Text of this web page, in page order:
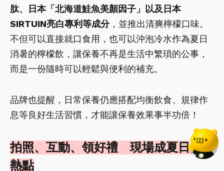
肽、日本「北海道鮭魚美顏因子」以及日本
SIRTUIN亮白專利等成分，並推出清爽檸檬口味。
不但可以直接就口食用，也可以沖泡冷水作為夏日
消暑的檸檬飲，讓保養不再是生活中繁瑣的公事，
而是一份隨時可以輕鬆與便利的補充。
品牌也提醒，日常保養仍應搭配均衡飲食、規律作
息等良好生活習慣，才能讓保養效果事半功倍！
拍照、互動、領好禮 現場成夏日打卡
熱點